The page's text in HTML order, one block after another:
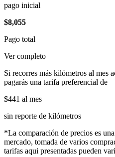
pago inicial
$8,055
Pago total
Ver completo
Si recorres más kilómetros al mes
pagarás una tarifa preferencial de
$441 al mes
sin reporte de kilómetros
*La comparación de precios es
mercado, tomada de varios
tarifas aqui presentadas pueden